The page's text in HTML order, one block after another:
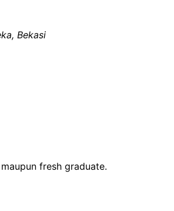
Bekasi
fresh graduate.